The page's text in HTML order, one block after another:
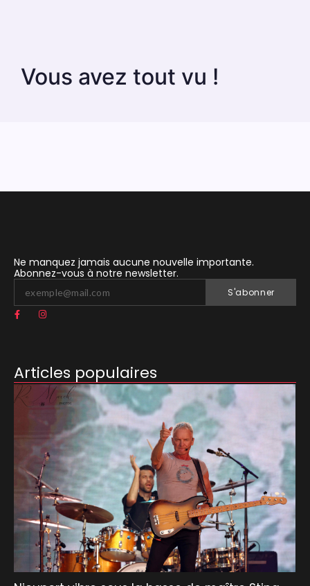
Vous avez tout vu !
Ne manquez jamais aucune nouvelle importante.
Abonnez-vous à notre newsletter.
S'abonner
Articles populaires